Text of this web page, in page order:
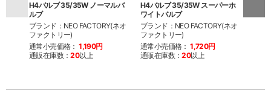
H4バルブ 35/35W ノーマルバ
ルブ
ブランド：NEO FACTORY(ネオ
ファクトリー)
通常小売価格： 1,190円
通販在庫数：20以上
H4バルブ 35/35W スーパーホ
ワイトバルブ
ブランド：NEO FACTORY(ネオ
ファクトリー)
通常小売価格： 1,720円
通販在庫数：20以上